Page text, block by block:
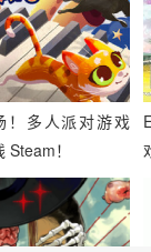
！多人派对游戏
Steam！